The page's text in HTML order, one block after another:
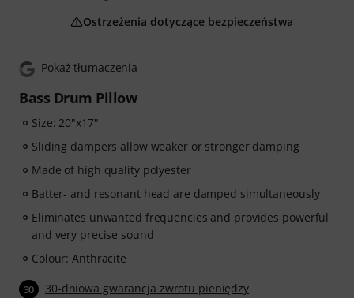
Pokaż tłumaczenia
Bass Drum Pillow
Size: 20"x17"
Sliding dampers allow weaker or stronger damping
Made of high quality polyester
Batter- and resonant head are damped simultaneously
Eliminates unwanted frequencies and provides powerful
and very precise sound
Colour: Anthracite
30 30-dniowa gwarancja zwrotu pieniędzy
Ostrzeżenia dotyczące bezpieczeństwa